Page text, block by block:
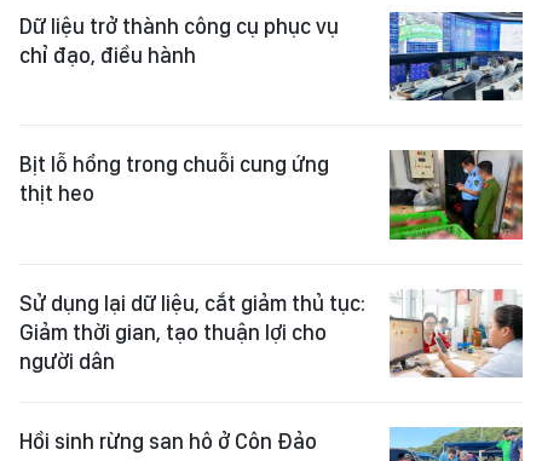
Dữ liệu trở thành công cụ phục vụ
chỉ đạo, điều hành
Bịt lỗ hổng trong chuỗi cung ứng
thịt heo
Sử dụng lại dữ liệu, cắt giảm thủ tục:
Giảm thời gian, tạo thuận lợi cho
người dân
Hồi sinh rừng san hô ở Côn Đảo